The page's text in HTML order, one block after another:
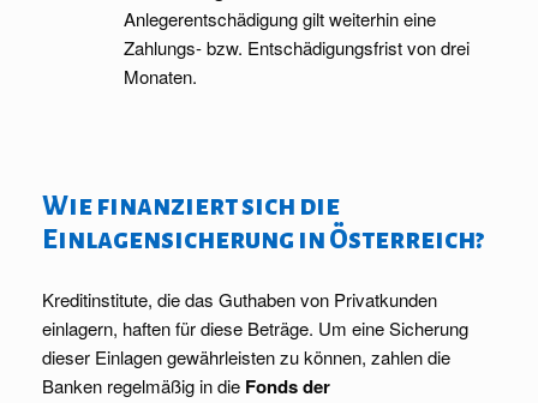
Anlegerentschädigung gilt weiterhin eine
Zahlungs- bzw. Entschädigungsfrist von drei
Monaten.
Wie finanziert sich die
Einlagensicherung in Österreich?
Kreditinstitute, die das Guthaben von Privatkunden
einlagern, haften für diese Beträge. Um eine Sicherung
dieser Einlagen gewährleisten zu können, zahlen die
Banken regelmäßig in die Fonds der